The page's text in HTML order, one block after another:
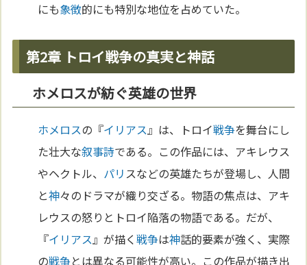
にも象徴的にも特別な地位を占めていた。
第2章 トロイ戦争の真実と神話
ホメロスが紡ぐ英雄の世界
ホメロスの『イリアス』は、トロイ戦争を舞台にし
た壮大な叙事詩である。この作品には、アキレウス
やヘクトル、 パリスなどの英雄たちが登場し、人間
と神々のドラマが織り交ざる。物語の焦点は、アキ
レウスの怒りとトロイ陥落の物語である。だが、
『イリアス』が描く戦争は神話的要素が強く、実際
の戦争とは異なる可能性が高い。この作品が描き出